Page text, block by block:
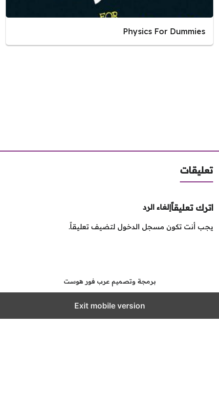
Physics For Dummies
تعليقاًإلغاء الرد
أنت تكونمسجل الدخوللتضيف تعليقاً.
برمجة وتصميم عرب فور هوست
Exit mobile version